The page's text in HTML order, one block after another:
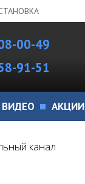
00-49
91-51
АКЦИИ
канал